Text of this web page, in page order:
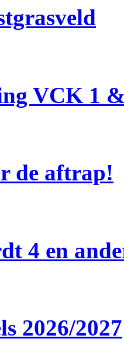
VCK 1
de aftrap!
4 en
2026/2027